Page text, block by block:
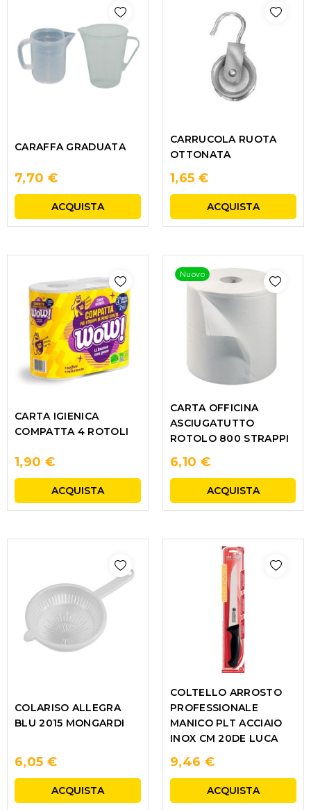
CARAFFA GRADUATA
7,70 €
ACQUISTA
CARRUCOLA RUOTA
OTTONATA
1,65 €
ACQUISTA
CARTA IGIENICA
COMPATTA 4 ROTOLI
1,90 €
ACQUISTA
Nuovo
CARTA OFFICINA
ASCIUGATUTTO
ROTOLO 800 STRAPPI
6,10 €
ACQUISTA
COLARISO ALLEGRA
BLU 2015 MONGARDI
6,05 €
ACQUISTA
COLTELLO ARROSTO
PROFESSIONALE
MANICO PLT ACCIAIO
INOX CM 20DE LUCA
9,46 €
ACQUISTA